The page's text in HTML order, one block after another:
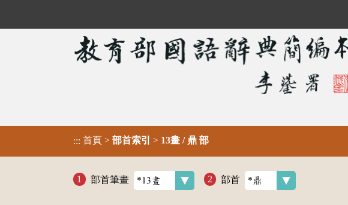
::: 首頁 > 部首索引 > 13畫 / 鼎 部
部首筆畫 部首